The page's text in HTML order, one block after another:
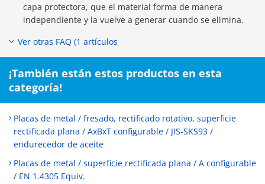
capa protectora, que el material forma de manera
independiente y la vuelve a generar cuando se elimina.
Ver otras FAQ (1 artículos
¡También están estos productos en esta
categoría!
Placas de metal / fresado, rectificado rotativo, superficie
rectificada plana / AxBxT configurable / JIS-SKS93 /
endurecedor de aceite
Placas de metal / superficie rectificada plana / A configurable
/ EN 1.4305 Equiv.